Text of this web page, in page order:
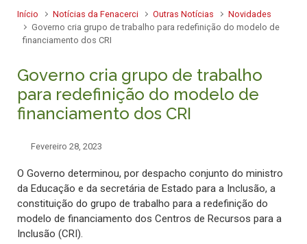
Início Notícias da Fenacerci Outras Notícias
Novidades
Governo cria grupo de trabalho para redefinição do modelo de
financiamento dos CRI
Governo cria grupo de trabalho
para redefinição do modelo de
financiamento dos CRI
Fevereiro 28, 2023
O Governo determinou, por despacho conjunto do ministro
da Educação e da secretária de Estado para a Inclusão, a
constituição do grupo de trabalho para a redefinição do
modelo de financiamento dos Centros de Recursos para a
Inclusão (CRI).